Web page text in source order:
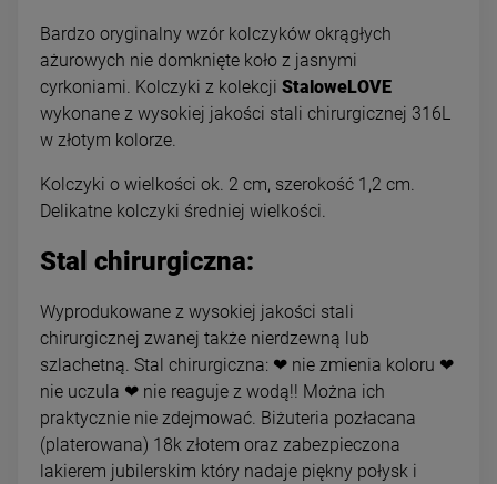
Bardzo oryginalny wzór kolczyków okrągłych
ażurowych nie domknięte koło z jasnymi
cyrkoniami. Kolczyki z kolekcji StaloweLOVE
wykonane z wysokiej jakości stali chirurgicznej 316L
w złotym kolorze.
Kolczyki o wielkości ok. 2 cm, szerokość 1,2 cm.
Delikatne kolczyki średniej wielkości.
Stal chirurgiczna:
Wyprodukowane z wysokiej jakości stali
chirurgicznej zwanej także nierdzewną lub
szlachetną. Stal chirurgiczna: ❤ nie zmienia koloru ❤
nie uczula ❤ nie reaguje z wodą!! Można ich
praktycznie nie zdejmować. Biżuteria pozłacana
(platerowana) 18k złotem oraz zabezpieczona
lakierem jubilerskim który nadaje piękny połysk i